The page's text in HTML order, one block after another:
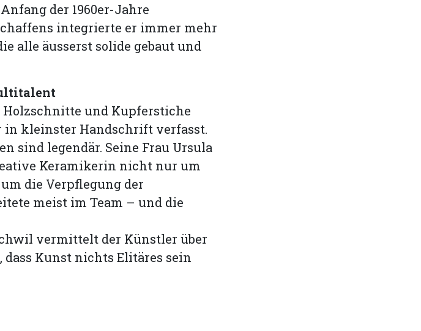
der 1960er-Jahre
integrierte er immer mehr
alle äusserst solide gebaut und
Holzschnitte und Kupferstiche
in kleinster Handschrift verfasst.
sind legendär. Seine Frau Ursula
Keramikerin nicht nur um
die Verpflegung der
meist im Team – und die
vermittelt der Künstler über
Kunst nichts Elitäres sein